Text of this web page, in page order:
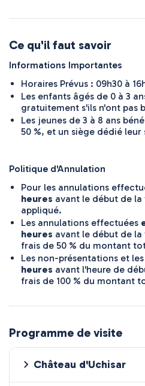
Ce qu'il faut savoir
Informations Importantes
Horaires Prévus : 09h30 à
Les enfants âgés de 0 à 3
gratuitement s'ils n'ont pas
Les jeunes de 3 à 8 ans
50 %, et un siège dédié leur
Politique d'Annulation
Pour les annulations
heures avant le début de la
appliqué.
Les annulations effectuées
heures avant le début de
frais de 50 % du montant
Les non-présentations et
heures avant l'heure de
frais de 100 % du montant
Programme de visite
Château d'Uchisar